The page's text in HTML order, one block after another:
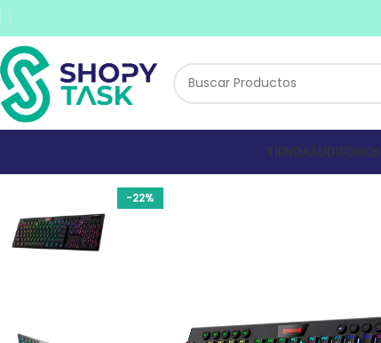
TIENDAAUDIFONOS
-22%